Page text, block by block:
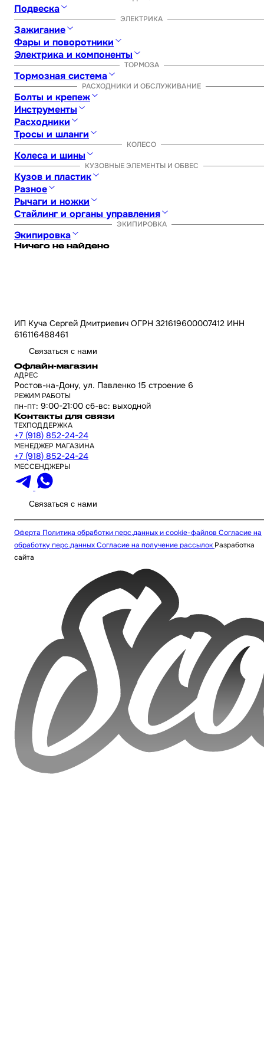
Подвеска
Амортизатор заднийАмортизаторы передние (перья)
ЭЛЕКТРИКА
Зажигание
Блок управленияГенератор
Фары и поворотники
Габариты и другоеКомплектующие для оптики
Электрика и компоненты
Аккумулятор (АКБ)ДатчикКомплектущие для
ТОРМОЗА
Тормозная система
Комплектующие для тормозовРемкомплект тормозов
РАСХОДНИКИ И ОБСЛУЖИВАНИЕ
Болты и крепеж
Крепеж двигателя
Инструменты
Для настройки
Расходники
Аккумулятор (АКБ)
Тросы и шланги
Шланг тормозаТрос газа Трос спидометраТрос
КОЛЕСО
Колеса и шины
Аксессуары для колесДискиКамеры и муссыШины
КУЗОВНЫЕ ЭЛЕМЕНТЫ И ОБВЕС
Кузов и пластик
Бензобак
Разное
АксессуарыБрелки и значки
Рычаги и ножки
Боковые лапкиЛапка переключения передач КПП
Стайлинг и органы управления
Блоки руляБолты и заглушкиДемпферы руляГрипсы
ЭКИПИРОВКА
Экипировка
Наколенники и налокотники
Ничего не найдено
ИП Куча Сергей Дмитриевич ОГРН 321619600007412 ИНН
616116488461
Связаться с нами
Офлайн-магазин
АДРЕС
Ростов-на-Дону, ул. Павленко 15 строение 6
РЕЖИМ РАБОТЫ
пн-пт: 9:00-21:00 сб-вс: выходной
Контакты для связи
ТЕХПОДДЕРЖКА
+7 (918) 852-24-24
МЕНЕДЖЕР МАГАЗИНА
+7 (918) 852-24-24
МЕССЕНДЖЕРЫ
Связаться с нами
Оферта Политика обработки перс.данных и cookie-файлов Согласие на
обработку перс.данныхСогласие на получение рассылок Разработка
сайта